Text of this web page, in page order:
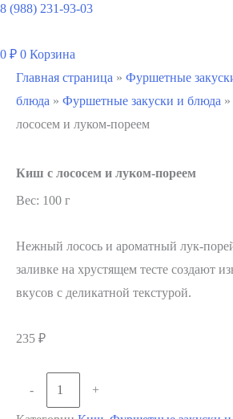
8 (988) 231-93-03
0 ₽ 0 Корзина
Главная страница » Фуршетные
блюда » Фуршетные закуски и блюда »
лососем и луком-пореем
Киш с лососем и луком-пореем
Вес: 100 г
Нежный лосось и ароматный лук-
заливке на хрустящем тесте создают
вкусов с деликатной текстурой.
235 ₽
-
Количество
товара
+